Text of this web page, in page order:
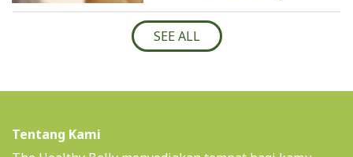
SEE ALL
Tentang Kami